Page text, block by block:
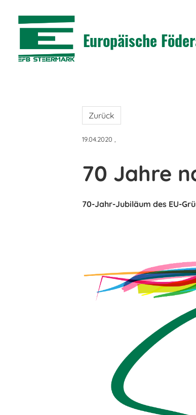
Europäische
Zurück
19.04.2020
70 Jahre
70-Jahr-Jubiläum des EU-